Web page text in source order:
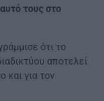
τους στο
ότι το
αποτελεί
και για τον